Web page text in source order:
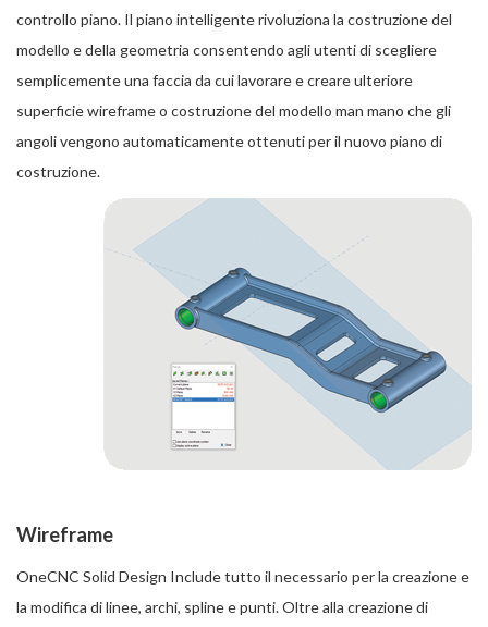
controllo piano. Il piano intelligente rivoluziona la costruzione del
modello e della geometria consentendo agli utenti di scegliere
semplicemente una faccia da cui lavorare e creare ulteriore
superficie wireframe o costruzione del modello man mano che gli
angoli vengono automaticamente ottenuti per il nuovo piano di
costruzione.
Wireframe
OneCNC Solid Design Include tutto il necessario per la creazione e
la modifica di linee, archi, spline e punti. Oltre alla creazione di